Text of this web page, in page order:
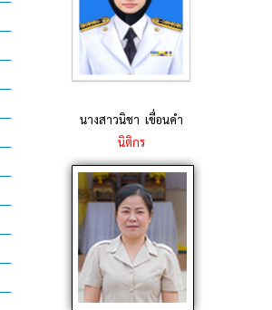
นางสาวนิชา เขื่อนคำ
นิติกร